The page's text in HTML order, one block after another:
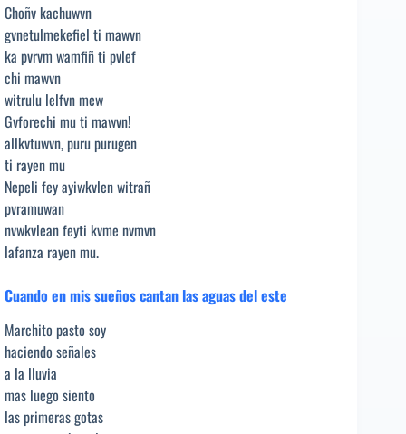
Choñv kachuwvn
gvnetulmekefiel ti mawvn
ka pvrvm wamfiñ ti pvlef
chi mawvn
witrulu lelfvn mew
Gvforechi mu ti mawvn!
allkvtuwvn, puru purugen
ti rayen mu
Nepeli fey ayiwkvlen witrañ
pvramuwan
nvwkvlean feyti kvme nvmvn
lafanza rayen mu.
Cuando en mis sueños cantan las aguas del este
Marchito pasto soy
haciendo señales
a la lluvia
mas luego siento
las primeras gotas